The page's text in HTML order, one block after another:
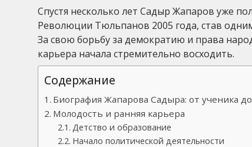
Спустя несколько лет Садыр Жапаров уже
Революции Тюльпанов 2005 года, став
За свою борьбу за демократию и права
карьера начала стремительно восходить.
Содержание
Биография Жапарова Садыра: от ученика
Молодость и ранняя карьера
Детство и образование
Начало политической деятельности